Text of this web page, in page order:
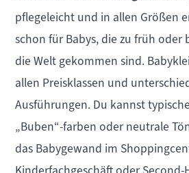
pflegeleicht und in allen Größen
schon für Babys, die zu früh oder
die Welt gekommen sind.
allen Preisklassen und
Ausführungen. Du kannst
„Buben“-farben oder neutrale
das Babygewand im